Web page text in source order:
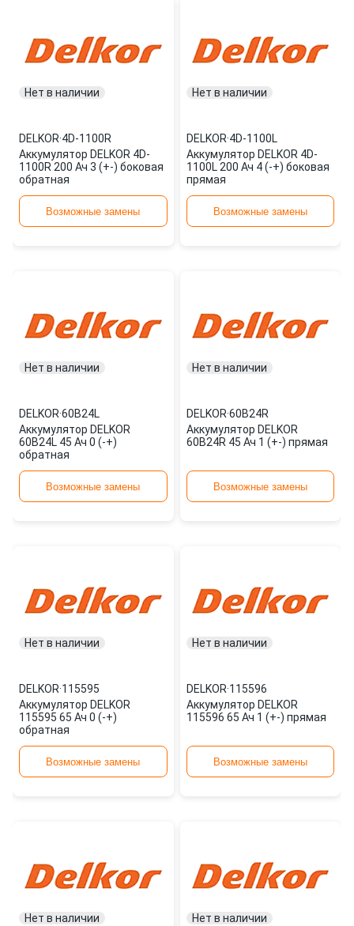
Нет в наличии
DELKOR·4D-1100R
Аккумулятор DELKOR 4D-
1100R 200 Ач 3 (+-) боковая
обратная
Возможные замены
Нет в наличии
DELKOR·4D-1100L
Аккумулятор DELKOR 4D-
1100L 200 Ач 4 (-+) боковая
прямая
Возможные замены
Нет в наличии
DELKOR·60B24L
Аккумулятор DELKOR
60B24L 45 Ач 0 (-+)
обратная
Возможные замены
Нет в наличии
DELKOR·60B24R
Аккумулятор DELKOR
60B24R 45 Ач 1 (+-) прямая
Возможные замены
Нет в наличии
DELKOR·115595
Аккумулятор DELKOR
115595 65 Ач 0 (-+)
обратная
Возможные замены
Нет в наличии
DELKOR·115596
Аккумулятор DELKOR
115596 65 Ач 1 (+-) прямая
Возможные замены
Нет в наличии Нет в наличии